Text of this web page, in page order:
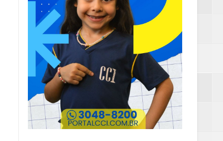
e Água Quente